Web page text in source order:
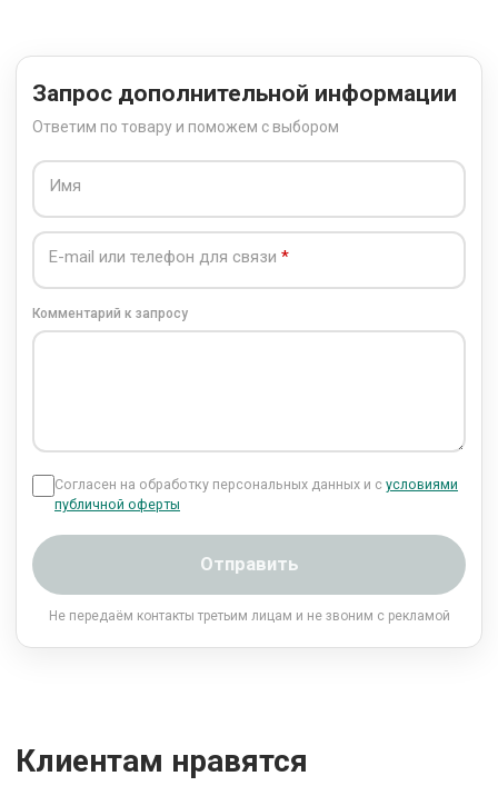
Запрос дополнительной информации
Ответим по товару и поможем с выбором
Имя
E-mail или телефон для связи
Комментарий к запросу
Согласен на обработку персональных данных и с условиями
публичной оферты
Отправить
Не передаём контакты третьим лицам и не звоним с рекламой
Клиентам нравятся